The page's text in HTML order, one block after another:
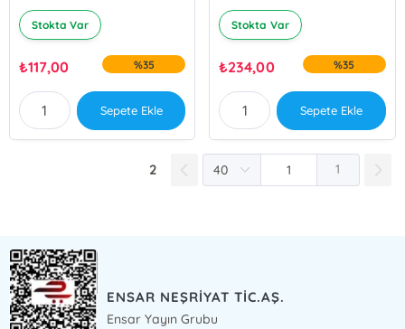
Stokta Var
₺117,00 %35
Sepete Ekle
Abdurrahman Bulut
Stokta Var
₺234,00 %35
Sepete Ekle
2 1
ENSAR NEŞRİYAT TİC.AŞ.
Ensar Yayın Grubu